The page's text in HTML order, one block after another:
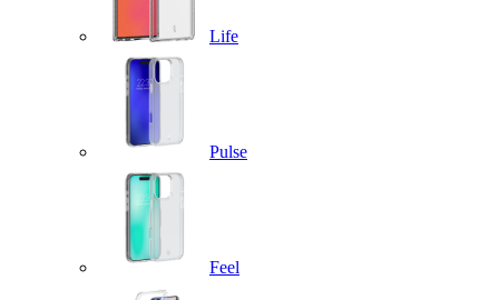
Life
Pulse
Feel